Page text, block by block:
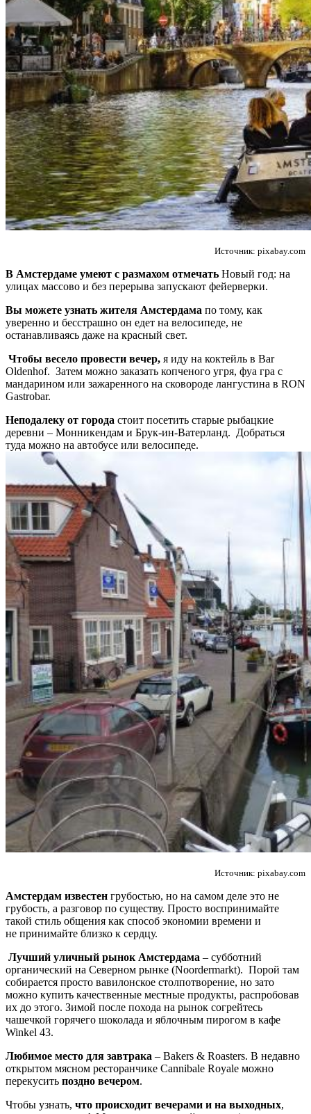
Источник: pixabay.com
В Амстердаме умеют с размахом отмечать Новый год: на
улицах массово и без перерыва запускают фейерверки.
Вы можете узнать жителя Амстердама по тому, как
уверенно и бесстрашно он едет на велосипеде, не
останавливаясь даже на красный свет.
Чтобы весело провести вечер, я иду на коктейль в Bar
Oldenhof. Затем можно заказать копченого угря, фуа гра с
мандарином или зажаренного на сковороде лангустина в RON
Gastrobar.
Неподалеку от города стоит посетить старые рыбацкие
деревни – Монникендам и Брук-ин-Ватерланд. Добраться
туда можно на автобусе или велосипеде.
Источник: pixabay.com
Амстердам известен грубостью, но на самом деле это не
грубость, а разговор по существу. Просто воспринимайте
такой стиль общения как способ экономии времени и
не принимайте близко к сердцу.
Лучший уличный рынок Амстердама – субботний
органический на Северном рынке (Noordermarkt). Порой там
собирается просто вавилонское столпотворение, но зато
можно купить качественные местные продукты, распробовав
их до этого. Зимой после похода на рынок согрейтесь
чашечкой горячего шоколада и яблочным пирогом в кафе
Winkel 43.
Любимое место для завтрака – Bakers & Roasters. В недавно
открытом мясном ресторанчике Cannibale Royale можно
перекусить поздно вечером.
Чтобы узнать, что происходит вечерами и на выходных,